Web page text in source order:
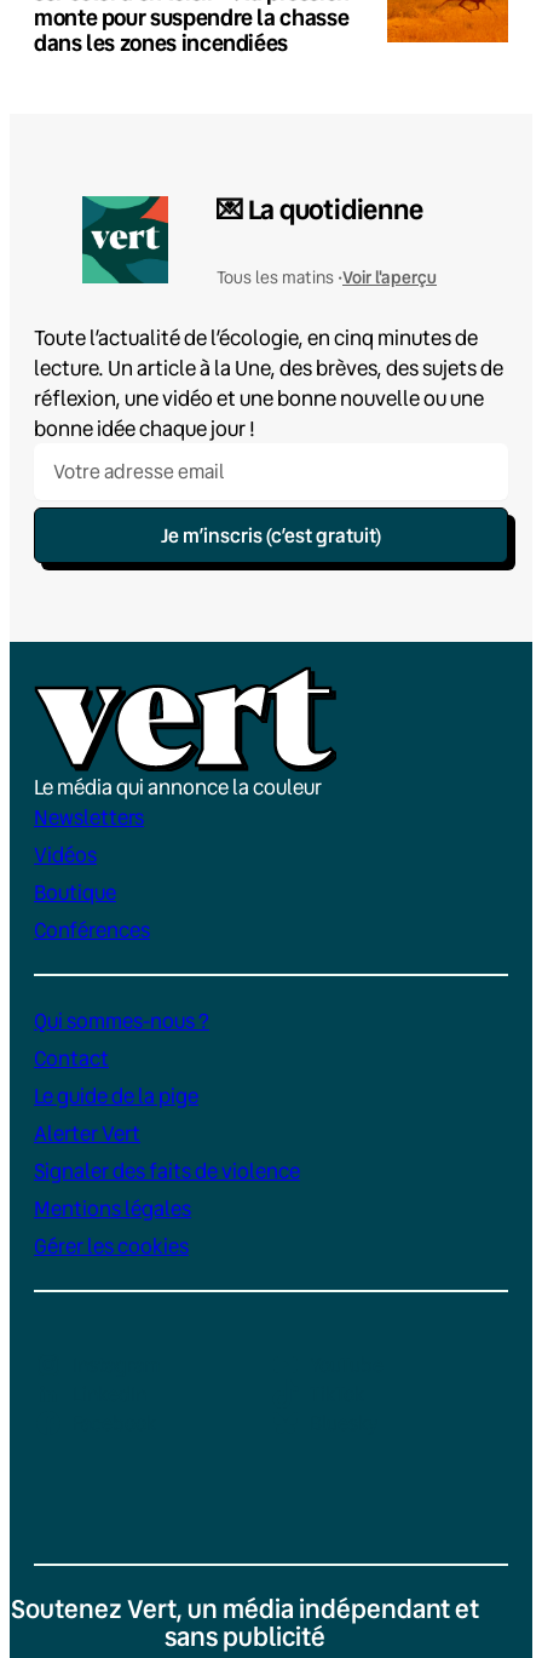
monte pour suspendre la chasse
dans les zones incendiées
💌 La quotidienne
Tous les matins •Voir l'aperçu
Toute l’actualité de l’écologie, en cinq minutes de
lecture. Un article à la Une, des brèves, des sujets de
réflexion, une vidéo et une bonne nouvelle ou une
bonne idée chaque jour !
Je m’inscris (c’est gratuit)
Le média qui annonce la couleur
Newsletters
Vidéos
Boutique
Conférences
Qui sommes-nous ?
Contact
Le guide de la pige
Alerter Vert
Signaler des faits de violence
Mentions légales
Gérer les cookies
Soutenez Vert, un média indépendant et
sans publicité